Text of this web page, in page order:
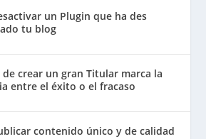
un Plugin que ha des
tu blog
de crear un gran Titular marca la
entre el éxito o el fracaso
contenido único y de calidad